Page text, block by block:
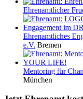
Ehrenamtlicher
Ehrenamtliches
e.V. Bremen
Mentoring für
München